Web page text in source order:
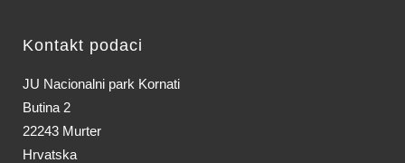
Kontakt podaci
JU Nacionalni park Kornati
Butina 2
22243 Murter
Hrvatska